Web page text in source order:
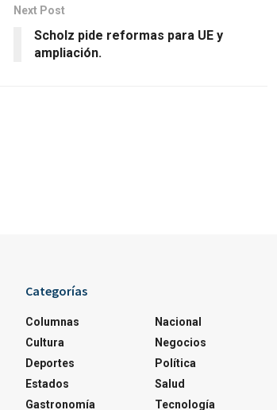
Next Post
Scholz pide reformas para UE y
ampliación.
Categorías
Columnas
Cultura
Deportes
Estados
Gastronomía
Nacional
Negocios
Política
Salud
Tecnología